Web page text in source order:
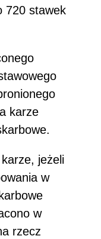
720 stawek
karze
jeżeli
w
w
rzecz